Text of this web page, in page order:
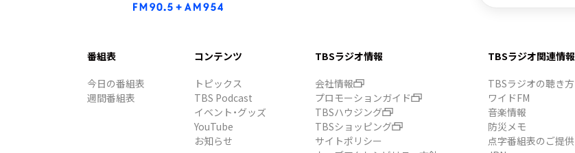
番組表
今日の番組表
週間番組表
コンテンツ
トピックス
TBS Podcast
イベント・グッズ
YouTube
お知らせ
TBSラジオ情報
会社情報
プロモーションガイド
TBSハウジング
TBSショッピング
サイトポリシー
TBSラジオ関連情報
TBSラジオの聴き方
ワイドFM
音楽情報
防災メモ
点字番組表のご提供